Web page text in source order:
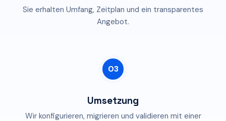
Sie erhalten Umfang, Zeitplan und ein transparentes
Angebot.
03
Umsetzung
Wir konfigurieren, migrieren und validieren mit einer